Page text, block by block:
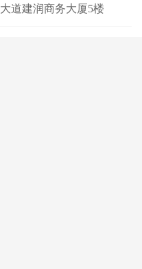
道建润商务大厦5楼